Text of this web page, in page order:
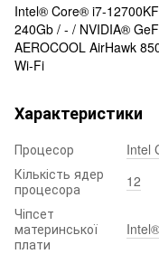
Intel® Core® i7-
240Gb / - / NVIDIA®
AEROCOOL AirHawk
Wi-Fi
Характеристики
Процесор
Intel
Кількість ядер
процесора
12
Чіпсет
материнської
плати